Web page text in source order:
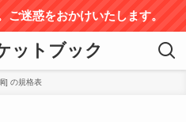
迷惑をおかけいたします。
ットブック
] の規格表